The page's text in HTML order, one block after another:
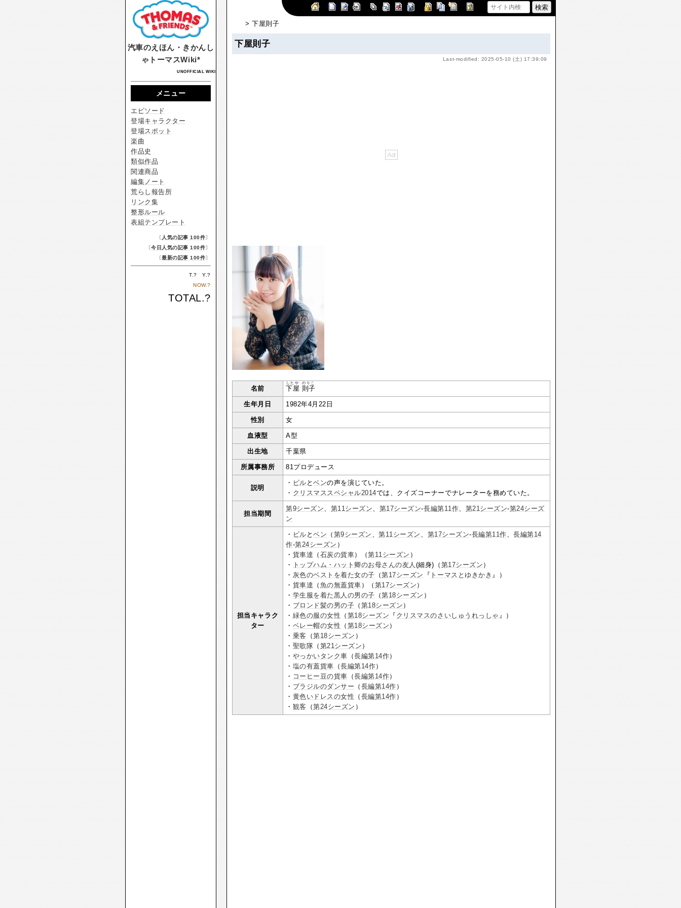
汽車のえほん・きかんし
ゃトーマスWiki*
UNOFFICIAL WIKI
> 下屋則子
下屋則子
Last-modified: 2025-05-10 (土) 17:39:09
名前 下屋
したや
則子
のりこ
生年月日 1982年4月22日
性別 女
血液型 A型
出生地 千葉県
所属事務所 81プロデュース
説明
・ ビル とベンの声を演じていた。
・ クリスマススペシャル2014では、クイズコーナーでナレーターを務めていた。
担当期間
第9シーズン、 第11シーズン、 第17シーズン-長編第11作、 第21シーズン-第24シーズ
ン
担当キャラク
ター
・ ビル とベン （ 第9シーズン 、第11シーズン 、 第17シーズン-長編第11作、長編第14
作-第24シーズン ）
・ 貨車達 （ 石炭の貨車）（第11シーズン ）
・
トップハム・ハット卿のお母さんの友人 (細身)（ 第17シーズン ）
・ 灰色のベストを着た女の子 （第17シーズン 『 トーマスとゆきかき 』）
・ 貨車達 （ 魚の無蓋貨車 ）（ 第17シーズン ）
・ 学生服を着た黒人の男の子 （第18シーズン ）
・ ブロンド髪の男の子 （ 第18シーズン ）
・ 緑色の服の女性 （ 第18シーズン 『 クリスマスのさいしゅうれっしゃ 』）
・ ベレー帽の女性 （ 第18シーズン ）
・ 乗客 （第18シーズン ）
・ 聖歌隊 （ 第21シーズン ）
・ やっかいタンク車 （長編第14作）
・ 塩の有蓋貨車 （長編第14作）
・ コーヒー豆の貨車 （長編第14作）
・ ブラジルのダンサー （ 長編第14作 ）
・ 黄色いドレスの女性 （ 長編第14作 ）
・ 観客 （第24シーズン ）
メニュー
エピソード
登場キャラクター
登場スポット
楽曲
作品史
類似作品
関連商品
編集ノート
荒らし報告所
リンク集
整形ルール
表組テンプレート
〔 人気の記事 100件〕
〔今日人気の記事 100件〕
〔最新の記事 100件〕
T.? Y.?
NOW.?
TOTAL.?